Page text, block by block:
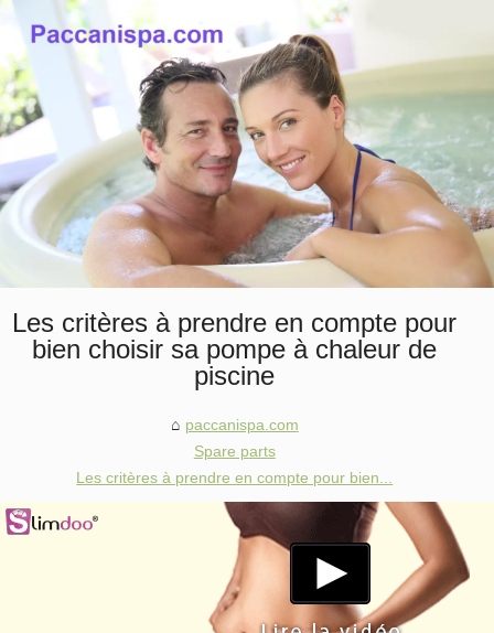
Les critères à prendre en compte pour
bien choisir sa pompe à chaleur de
piscine
paccanispa.com
Spare parts
Les critères à prendre en compte pour bien...